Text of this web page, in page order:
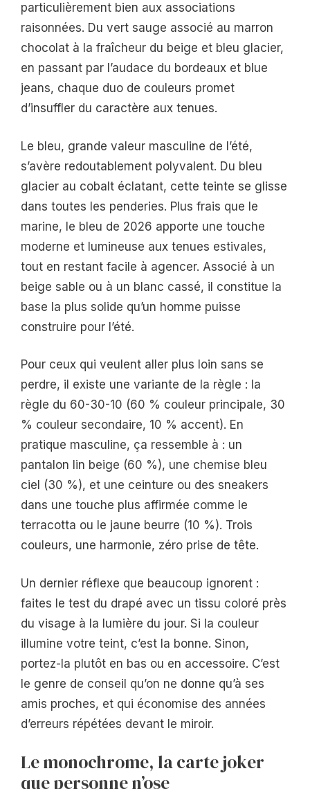
particulièrement bien aux associations
raisonnées. Du vert sauge associé au marron
chocolat à la fraîcheur du beige et bleu glacier,
en passant par l’audace du bordeaux et blue
jeans, chaque duo de couleurs promet
d’insuffler du caractère aux tenues.
Le bleu, grande valeur masculine de l’été,
s’avère redoutablement polyvalent. Du bleu
glacier au cobalt éclatant, cette teinte se glisse
dans toutes les penderies. Plus frais que le
marine, le bleu de 2026 apporte une touche
moderne et lumineuse aux tenues estivales,
tout en restant facile à agencer. Associé à un
beige sable ou à un blanc cassé, il constitue la
base la plus solide qu’un homme puisse
construire pour l’été.
Pour ceux qui veulent aller plus loin sans se
perdre, il existe une variante de la règle : la
règle du 60-30-10 (60 % couleur principale, 30
% couleur secondaire, 10 % accent). En
pratique masculine, ça ressemble à : un
pantalon lin beige (60 %), une chemise bleu
ciel (30 %), et une ceinture ou des sneakers
dans une touche plus affirmée comme le
terracotta ou le jaune beurre (10 %). Trois
couleurs, une harmonie, zéro prise de tête.
Un dernier réflexe que beaucoup ignorent :
faites le test du drapé avec un tissu coloré près
du visage à la lumière du jour. Si la couleur
illumine votre teint, c’est la bonne. Sinon,
portez-la plutôt en bas ou en accessoire. C’est
le genre de conseil qu’on ne donne qu’à ses
amis proches, et qui économise des années
d’erreurs répétées devant le miroir.
Le monochrome, la carte joker
que personne n’ose